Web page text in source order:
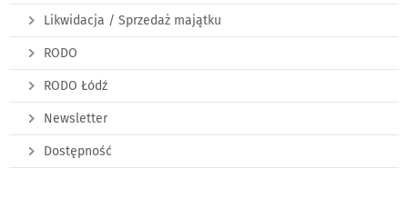
Likwidacja / Sprzedaż majątku
RODO
RODO Łódź
Newsletter
Dostępność